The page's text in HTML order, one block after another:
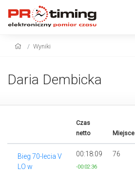
Wyniki
Daria Dembicka
Czas
netto
Miejsce
Bieg 70-lecia V
LO w
00:18:09
-00:02:36
76